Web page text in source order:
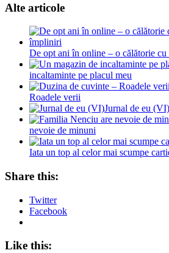
Alte articole
De opt ani în online – o călătorie
incaltaminte pe placul meu
Roadele verii
Jurnal de eu (VI)
nevoie de minuni
Iata un top al celor mai scumpe
Share this:
Twitter
Facebook
Like this: